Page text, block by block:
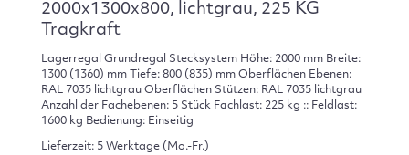
2000x1300x800, lichtgrau, 225 KG
Tragkraft
Lagerregal Grundregal Stecksystem Höhe: 2000 mm Breite:
1300 (1360) mm Tiefe: 800 (835) mm Oberflächen Ebenen:
RAL 7035 lichtgrau Oberflächen Stützen: RAL 7035 lichtgrau
Anzahl der Fachebenen: 5 Stück Fachlast: 225 kg :: Feldlast:
1600 kg Bedienung: Einseitig
Lieferzeit: 5 Werktage (Mo.-Fr.)